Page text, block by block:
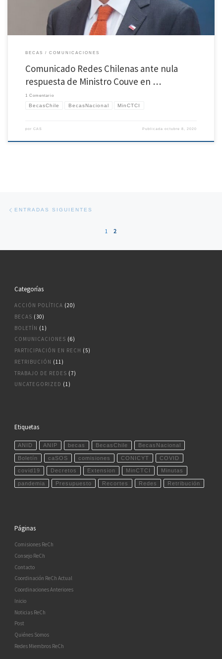
BECAS COMUNICACIONES
Comunicado Redes Chilenas ante nula
respuesta de Ministro Couve en …
1 Comentario
BecasChile BecasNacional MinCTCI
por CAS Publicadaoctubre 8, 2020
Navegación de entradas
ENTRADAS SIGUIENTES
1 2
Categorías
ACCIÓN POLÍTICA (20)
BECAS (30)
BOLETÍN (1)
COMUNICACIONES (6)
PARTICIPACIÓN EN RECH (5)
RETRIBUCIÓN (11)
TRABAJO DE REDES (7)
UNCATEGORIZED (1)
Etiquetas
ANID ANIP becas BecasChile BecasNacional
Boletín caSOS comisiones CONICYT COVID
covid19 Decretos Extension MinCTCI Minutas
pandemia Presupuesto Recortes Redes Retribución
Páginas
Comisiones ReCh
Consejo ReCh
Contacto
Coordinación ReCh Actual
Coordinaciones Anteriores
Inicio
Noticias ReCh
Post
Quiénes Somos
Redes Miembros ReCh